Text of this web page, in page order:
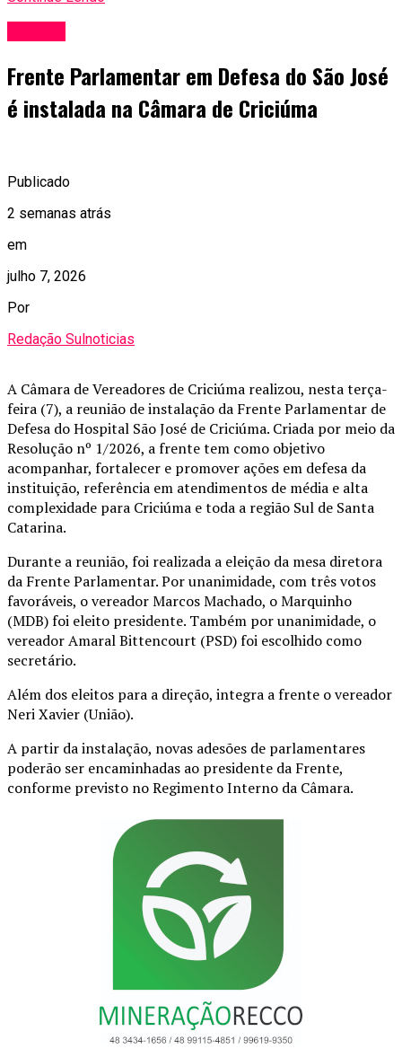
Frente Parlamentar em Defesa do São José
é instalada na Câmara de Criciúma
Publicado
2 semanas atrás
em
julho 7, 2026
Por
Redação Sulnoticias
A Câmara de Vereadores de Criciúma realizou, nesta terça-
feira (7), a reunião de instalação da Frente Parlamentar de
Defesa do Hospital São José de Criciúma. Criada por meio da
Resolução nº 1/2026, a frente tem como objetivo
acompanhar, fortalecer e promover ações em defesa da
instituição, referência em atendimentos de média e alta
complexidade para Criciúma e toda a região Sul de Santa
Catarina.
Durante a reunião, foi realizada a eleição da mesa diretora
da Frente Parlamentar. Por unanimidade, com três votos
favoráveis, o vereador Marcos Machado, o Marquinho
(MDB) foi eleito presidente. Também por unanimidade, o
vereador Amaral Bittencourt (PSD) foi escolhido como
secretário.
Além dos eleitos para a direção, integra a frente o vereador
Neri Xavier (União).
A partir da instalação, novas adesões de parlamentares
poderão ser encaminhadas ao presidente da Frente,
conforme previsto no Regimento Interno da Câmara.